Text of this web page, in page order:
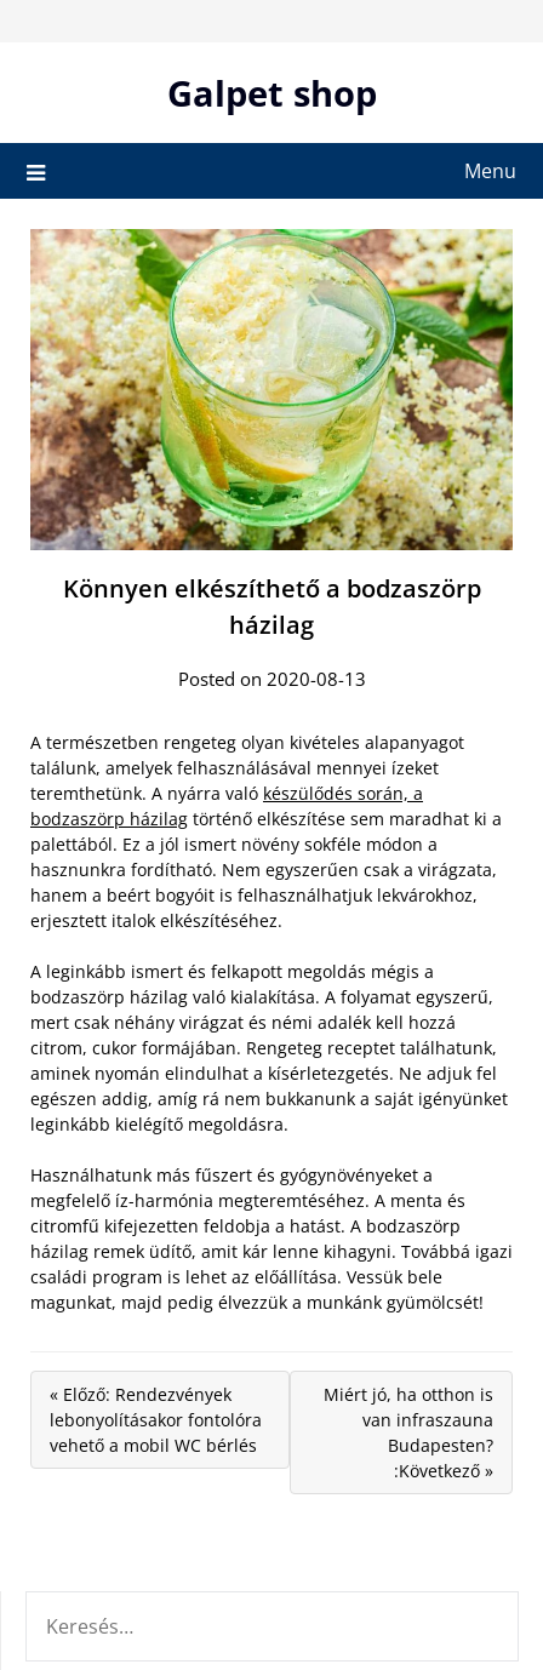
Galpet shop
Menu
Könnyen elkészíthető a bodzaszörp
házilag
Posted on 2020-08-13
A természetben rengeteg olyan kivételes alapanyagot
találunk, amelyek felhasználásával mennyei ízeket
teremthetünk. A nyárra való készülődés során, a
bodzaszörp házilag történő elkészítése sem maradhat ki a
palettából. Ez a jól ismert növény sokféle módon a
hasznunkra fordítható. Nem egyszerűen csak a virágzata,
hanem a beért bogyóit is felhasználhatjuk lekvárokhoz,
erjesztett italok elkészítéséhez.
A leginkább ismert és felkapott megoldás mégis a
bodzaszörp házilag való kialakítása. A folyamat egyszerű,
mert csak néhány virágzat és némi adalék kell hozzá
citrom, cukor formájában. Rengeteg receptet találhatunk,
aminek nyomán elindulhat a kísérletezgetés. Ne adjuk fel
egészen addig, amíg rá nem bukkanunk a saját igényünket
leginkább kielégítő megoldásra.
Használhatunk más fűszert és gyógynövényeket a
megfelelő íz-harmónia megteremtéséhez. A menta és
citromfű kifejezetten feldobja a hatást. A bodzaszörp
házilag remek üdítő, amit kár lenne kihagyni. Továbbá igazi
családi program is lehet az előállítása. Vessük bele
magunkat, majd pedig élvezzük a munkánk gyümölcsét!
« Előző: Rendezvények
lebonyolításakor fontolóra
vehető a mobil WC bérlés
Miért jó, ha otthon is
van infraszauna
Budapesten?
:Következő »